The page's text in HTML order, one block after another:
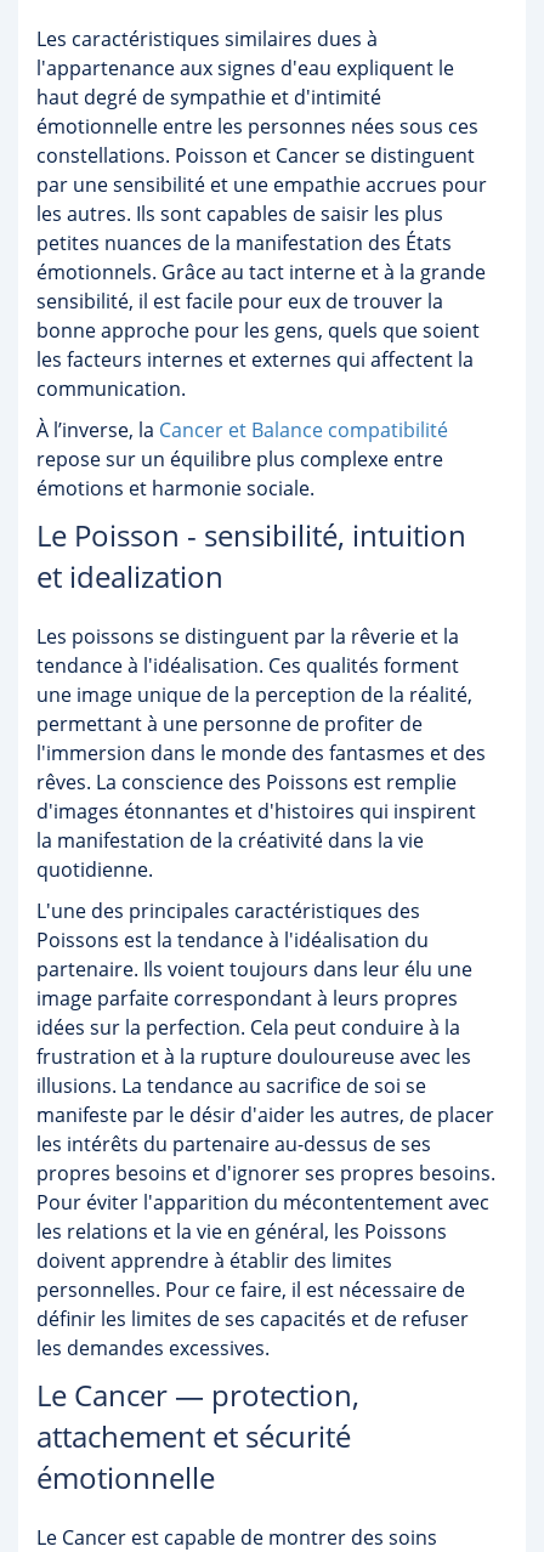
Les caractéristiques similaires dues à
l'appartenance aux signes d'eau expliquent le
haut degré de sympathie et d'intimité
émotionnelle entre les personnes nées sous ces
constellations. Poisson et Cancer se distinguent
par une sensibilité et une empathie accrues pour
les autres. Ils sont capables de saisir les plus
petites nuances de la manifestation des États
émotionnels. Grâce au tact interne et à la grande
sensibilité, il est facile pour eux de trouver la
bonne approche pour les gens, quels que soient
les facteurs internes et externes qui affectent la
communication.
À l’inverse, la Cancer et Balance compatibilité
repose sur un équilibre plus complexe entre
émotions et harmonie sociale.
Le Poisson - sensibilité, intuition
et idealization
Les poissons se distinguent par la rêverie et la
tendance à l'idéalisation. Ces qualités forment
une image unique de la perception de la réalité,
permettant à une personne de profiter de
l'immersion dans le monde des fantasmes et des
rêves. La conscience des Poissons est remplie
d'images étonnantes et d'histoires qui inspirent
la manifestation de la créativité dans la vie
quotidienne.
L'une des principales caractéristiques des
Poissons est la tendance à l'idéalisation du
partenaire. Ils voient toujours dans leur élu une
image parfaite correspondant à leurs propres
idées sur la perfection. Cela peut conduire à la
frustration et à la rupture douloureuse avec les
illusions. La tendance au sacrifice de soi se
manifeste par le désir d'aider les autres, de placer
les intérêts du partenaire au-dessus de ses
propres besoins et d'ignorer ses propres besoins.
Pour éviter l'apparition du mécontentement avec
les relations et la vie en général, les Poissons
doivent apprendre à établir des limites
personnelles. Pour ce faire, il est nécessaire de
définir les limites de ses capacités et de refuser
les demandes excessives.
Le Cancer — protection,
attachement et sécurité
émotionnelle
Le Cancer est capable de montrer des soins